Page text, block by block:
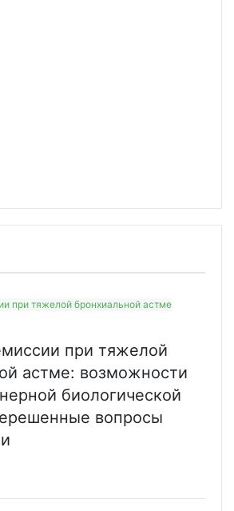
при тяжелой
астме: возможности
биологической
вопросы